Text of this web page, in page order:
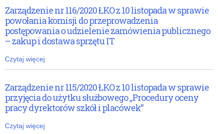
Zarządzenie nr 116/2020 ŁKO z 10 listopada w sprawie
powołania komisji do przeprowadzenia
postępowania o udzielenie zamówienia publicznego
– zakup i dostawa sprzętu IT
Czytaj więcej
Zarządzenie nr 115/2020 ŁKO z 10 listopada w sprawie
przyjęcia do użytku służbowego „Procedury oceny
pracy dyrektorów szkół i placówek”
Czytaj więcej